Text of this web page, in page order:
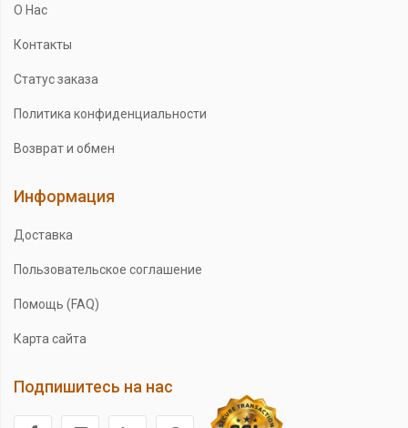
О Нас
Контакты
Статус заказа
Политика конфиденциальности
Возврат и обмен
Информация
Доставка
Пользовательское соглашение
Помощь (FAQ)
Карта сайта
Подпишитесь на нас